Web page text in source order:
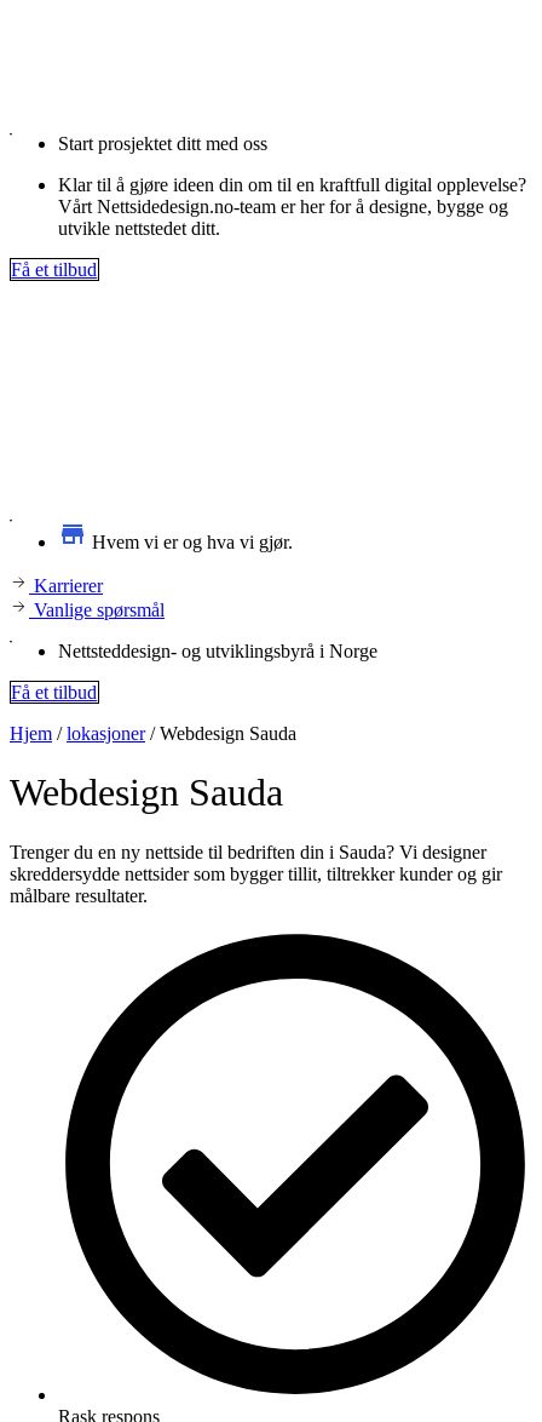
Start prosjektet ditt med oss
Klar til å gjøre ideen din om til en kraftfull digital opplevelse?
Vårt Nettsidedesign.no-team er her for å designe, bygge og
utvikle nettstedet ditt.
Få et tilbud
Hvem vi er og hva vi gjør.
Karrierer
Vanlige spørsmål
Nettsteddesign- og utviklingsbyrå i Norge
Få et tilbud
Hjem /lokasjoner/Webdesign Sauda
Webdesign Sauda
Trenger du en ny nettside til bedriften din i Sauda? Vi designer
skreddersydde nettsider som bygger tillit, tiltrekker kunder og gir
målbare resultater.
Rask respons